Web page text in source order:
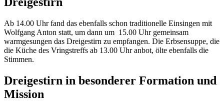
Ab 14.00 Uhr fand das ebenfalls schon traditionelle Einsingen mit
Wolfgang Anton statt, um dann um 15.00 Uhr gemeinsam
warmgesungen das Dreigestirn zu empfangen. Die Erbsensuppe, die
die Küche des Vringstreffs ab 13.00 Uhr anbot, ölte ebenfalls die
Stimmen.
Dreigestirn in besonderer Formation und
Mission